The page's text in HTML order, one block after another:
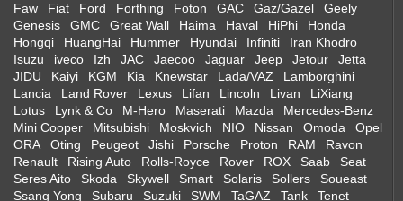
Faw
Fiat Ford Forthing Foton GAC Gaz/Gazel
Geely
Genesis
GMC Great Wall Haima Haval HiPhi
Honda
Hongqi
HuangHai Hummer Hyundai Infiniti
Iran Khodro
Isuzu
iveco Izh JAC Jaecoo Jaguar Jeep Jetour
Jetta
JIDU
Kaiyi KGM Kia Knewstar Lada/VAZ
Lamborghini
Lancia
Land Rover Lexus Lifan Lincoln Livan
LiXiang
Lotus
Lynk & Co M-Hero Maserati Mazda
Mercedes-Benz
Mini Cooper
Mitsubishi Moskvich NIO Nissan Omoda
Opel
ORA
Oting Peugeot Jishi Porsche Proton RAM
Ravon
Renault
Rising Auto Rolls-Royce Rover ROX Saab
Seat
Seres Aito
Skoda Skywell Smart Solaris Sollers
Soueast
Ssang Yong
Subaru Suzuki SWM TaGAZ Tank Tenet